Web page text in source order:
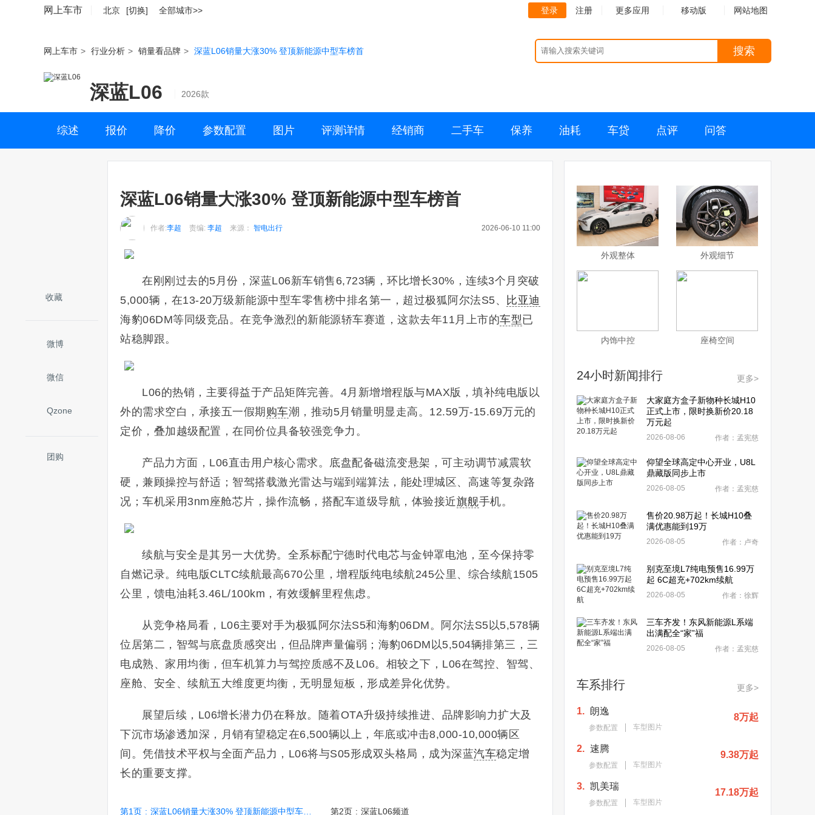
网上车市 北京 [切换] 全部城市>> 登录 注册 更多应用 移动版 网站地图
网上车市 > 行业分析 > 销量看品牌 > 深蓝L06销量大涨30% 登顶新能源中型车榜首 搜索
深蓝L06 2026款
综述 报价 降价 参数配置 图片 评测详情 经销商 二手车 保养 油耗 车贷 点评 问答
收藏
微博
微信
Qzone
团购
深蓝L06销量大涨30% 登顶新能源中型车榜首
作者:李超 责编: 李超 来源： 智电出行 2026-06-10 11:00
在刚刚过去的5月份，深蓝L06新车销售6,723辆，环比增长30%，连续3个月突破
5,000辆，在13-20万级新能源中型车零售榜中排名第一，超过极狐阿尔法S5、
比亚迪
海豹06DM等同级竞品。在竞争激烈的新能源轿车赛道，这款去年11月上市的车型已
站稳脚跟。
L06的热销，主要得益于产品矩阵完善。4月新增增程版与MAX版，填补纯电版以
外的需求空白，承接五一假期 购车潮，推动5月销量明显走高。12.59万-15.69万元的
定价，叠加越级配置，在同价位具备较强竞争力。
产品力方面，L06直击用户核心需求。底盘配备磁流变悬架，可主动调节减震软
硬，兼顾操控与舒适；智驾搭载激光雷达与端到端算法，能处理城区、高速等复杂路
况；车机采用3nm座舱芯片，操作流畅，搭配车道级导航，体验接近旗舰手机。
续航与安全是其另一大优势。全系标配宁德时代电芯与金钟罩电池，至今保持零
自燃记录。纯电版CLTC续航最高670公里，增程版纯电续航245公里、综合续航1505
公里，馈电油耗3.46L/100km，有效缓解里程焦虑。
从竞争格局看，L06主要对手为极狐阿尔法S5和海豹06DM。阿尔法S5以5,578辆
位居第二，智驾与底盘质感突出，但品牌声量偏弱；海豹06DM以5,504辆排第三，三
电成熟、家用均衡，但车机算力与驾控质感不及L06。相较之下，L06在驾控、智驾、
座舱、安全、续航五大维度更均衡，无明显短板，形成差异化优势。
展望后续，L06增长潜力仍在释放。随着OTA升级持续推进、品牌影响力扩大及
下沉市场渗透加深，月销有望稳定在6,500辆以上，年底或冲击8,000-10,000辆区
间。凭借技术平权与全面产品力，L06将与S05形成双头格局，成为深蓝汽车稳定增
长的重要支撑。
第1页 : 深蓝L06销量大涨30% 登顶新能源中型车榜首 第2页 : 深蓝L06频道
外观整体 外观细节
内饰中控 座椅空间
24小时新闻排行 更多>
大家庭方盒子新物种长城H10
正式上市，限时换新价20.18
万元起
2026-08-06 作者：孟宪慈
仰望全球高定中心开业，U8L
鼎藏版同步上市
2026-08-05 作者：孟宪慈
售价20.98万起！长城H10叠
满优惠能到19万
2026-08-05 作者：卢奇
别克至境L7纯电预售16.99万
起 6C超充+702km续航
2026-08-05 作者：徐辉
三车齐发！东风新能源L系端
出满配全“家”福
2026-08-05 作者：孟宪慈
车系排行 更多>
1. 朗逸
参数配置 车型图片
8万起
2. 速腾
参数配置 车型图片
9.38万起
3. 凯美瑞
参数配置 车型图片
17.18万起